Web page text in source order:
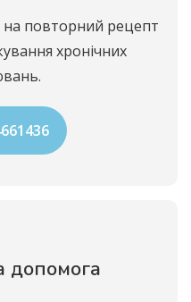
повторний рецепт
хронічних
допомога